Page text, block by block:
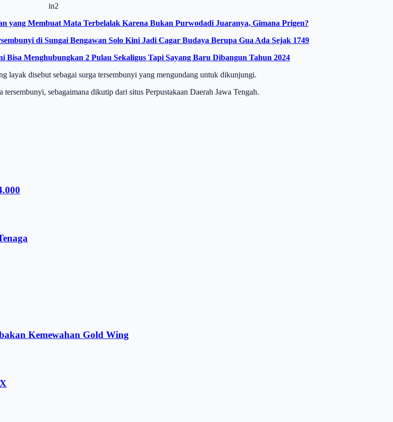
in2
yang Membuat Mata Terbelalak Karena Bukan Purwodadi Juaranya, Gimana Prigen?
di Sungai Bengawan Solo Kini Jadi Cagar Budaya Berupa Gua Ada Sejak 1749
Menghubungkan 2 Pulau Sekaligus Tapi Sayang Baru Dibangun Tahun 2024
layak disebut sebagai surga tersembunyi yang mengundang untuk dikunjungi.
sebagaimana dikutip dari situs Perpustakaan Daerah Jawa Tengah.
Kemewahan Gold Wing